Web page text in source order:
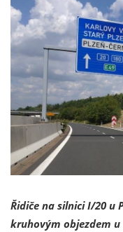
Řidiče na silnici I/20 u
kruhovým objezdem